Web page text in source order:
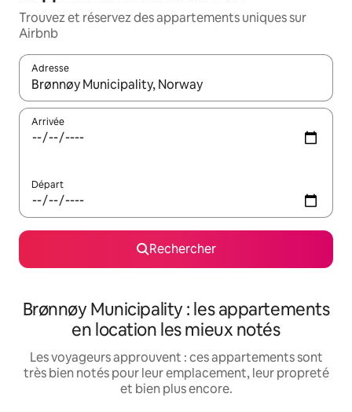
Trouvez et réservez des appartements uniques sur
Airbnb
Adresse
Lorsque les résultats s'affichent, utilisez les flèches vers le
Arrivée
Départ
Rechercher
Brønnøy Municipality : les appartements
en location les mieux notés
Les voyageurs approuvent : ces appartements sont
très bien notés pour leur emplacement, leur propreté
et bien plus encore.